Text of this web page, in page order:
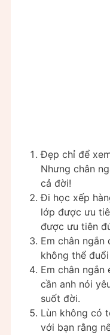
Đẹp chỉ để
Nhưng chân
cả đời!
Đi học xếp
lớp được ưu
được ưu tiên
Em chân ngắn
không thể
Em chân ngắn
cần anh nói
suốt đời.
Lùn không có
với bạn rằng